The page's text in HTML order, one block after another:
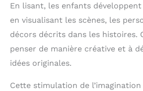
En lisant, les enfants
en visualisant les scènes, les
décors décrits dans les histoires.
penser de manière créative et à
idées originales.
Cette stimulation de